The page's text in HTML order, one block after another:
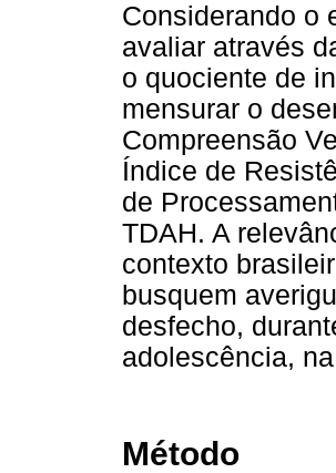
Considerando o
avaliar através
o quociente de
mensurar o
Compreensão
Índice de
de
TDAH. A
contexto
busquem
desfecho,
adolescência,
Método